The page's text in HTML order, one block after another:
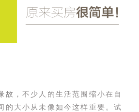
故，不少人的生活范围缩小在自
的大小从未像如今这样重要。试